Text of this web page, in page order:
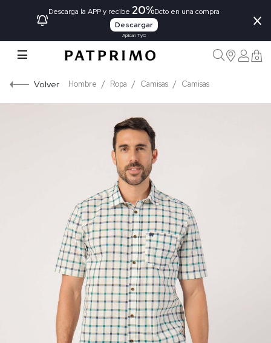
Descarga la APP y recibe 20%Dcto en una compra
Descargar
Aplican TyC
×
0
Volver Hombre Ropa Camisas Camisas